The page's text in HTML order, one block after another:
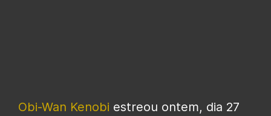
Obi-Wan Kenobi estreou ontem, dia 27